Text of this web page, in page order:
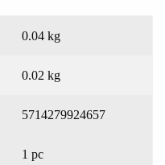
0.04 kg
0.02 kg
5714279924657
1 pc